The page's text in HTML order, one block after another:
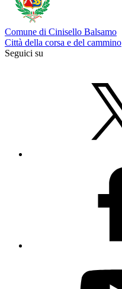
Comune di Cinisello Balsamo
Città della corsa e del cammino
Seguici su